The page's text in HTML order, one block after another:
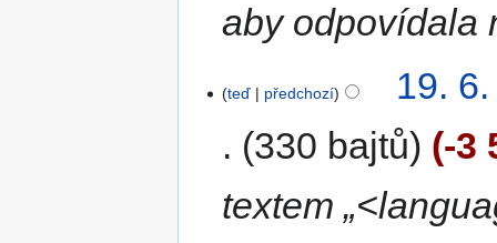
aby odpovídala
teď předchozí
19.
330 bajtů
-3
textem